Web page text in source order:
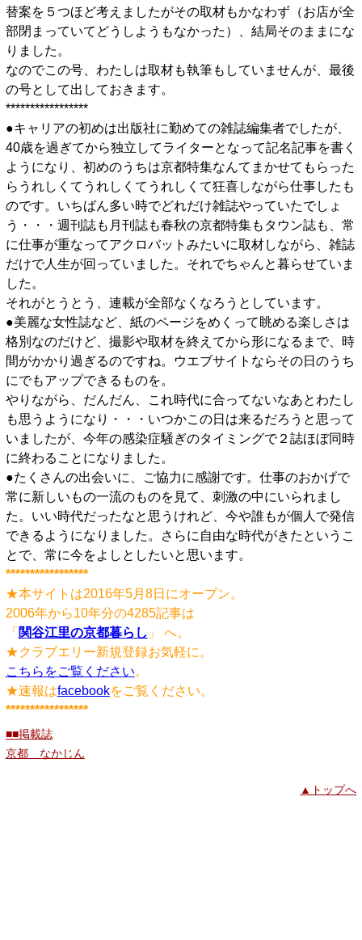
替案を５つほど考えましたがその取材もかなわず（お店が全
部閉まっていてどうしようもなかった）、結局そのままにな
りました。
なのでこの号、わたしは取材も執筆もしていませんが、最後
の号として出しておきます。
*****************
●キャリアの初めは出版社に勤めての雑誌編集者でしたが、
40歳を過ぎてから独立してライターとなって記名記事を書く
ようになり、初めのうちは京都特集なんてまかせてもらった
らうれしくてうれしくてうれしくて狂喜しながら仕事したも
のです。いちばん多い時でどれだけ雑誌やっていたでしょ
う・・・週刊誌も月刊誌も春秋の京都特集もタウン誌も、常
に仕事が重なってアクロバットみたいに取材しながら、雑誌
だけで人生が回っていました。それでちゃんと暮らせていま
した。
それがとうとう、連載が全部なくなろうとしています。
●美麗な女性誌など、紙のページをめくって眺める楽しさは
格別なのだけど、撮影や取材を終えてから形になるまで、時
間がかかり過ぎるのですね。ウエブサイトならその日のうち
にでもアップできるものを。
やりながら、だんだん、これ時代に合ってないなあとわたし
も思うようになり・・・いつかこの日は来るだろうと思って
いましたが、今年の感染症騒ぎのタイミングで２誌ほぼ同時
に終わることになりました。
●たくさんの出会いに、ご協力に感謝です。仕事のおかげで
常に新しいもの一流のものを見て、刺激の中にいられまし
た。いい時代だったなと思うけれど、今や誰もが個人で発信
できるようになりました。さらに自由な時代がきたというこ
とで、常に今をよしとしたいと思います。
*****************
★本サイトは2016年5月8日にオープン。
2006年から10年分の4285記事は
「 関谷江里の京都暮らし 」 へ。
★クラブエリー新規登録お気軽に。
こちらをご覧ください。
★速報はfacebookをご覧ください。
*****************
■■掲載誌
京都 なかじん
▲トップへ